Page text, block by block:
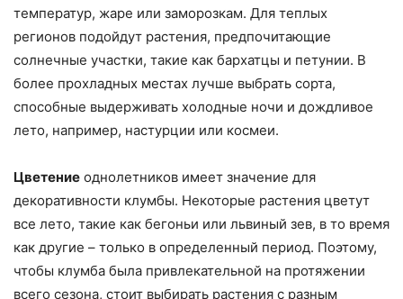
температур, жаре или заморозкам. Для теплых
регионов подойдут растения, предпочитающие
солнечные участки, такие как бархатцы и петунии. В
более прохладных местах лучше выбрать сорта,
способные выдерживать холодные ночи и дождливое
лето, например, настурции или космеи.
Цветение однолетников имеет значение для
декоративности клумбы. Некоторые растения цветут
все лето, такие как бегоньи или львиный зев, в то время
как другие – только в определенный период. Поэтому,
чтобы клумба была привлекательной на протяжении
всего сезона, стоит выбирать растения с разным